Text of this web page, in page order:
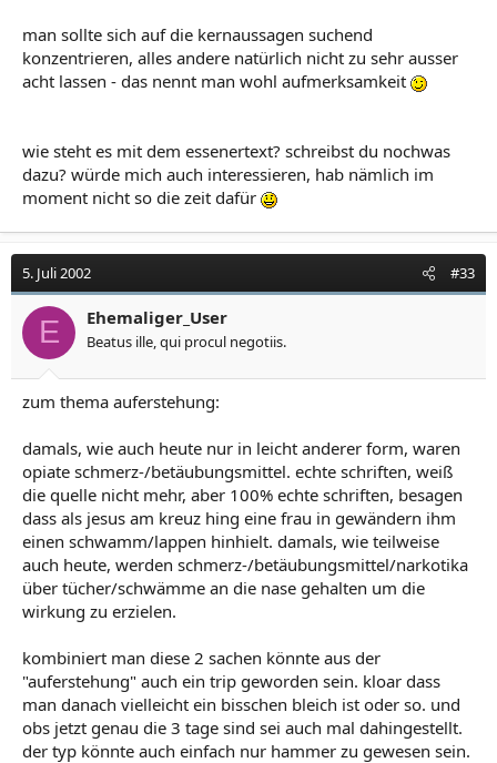
man sollte sich auf die kernaussagen suchend
konzentrieren, alles andere natürlich nicht zu sehr ausser
acht lassen - das nennt man wohl aufmerksamkeit
wie steht es mit dem essenertext? schreibst du nochwas
dazu? würde mich auch interessieren, hab nämlich im
moment nicht so die zeit dafür
5. Juli 2002 #33
E Ehemaliger_User
Beatus ille, qui procul negotiis.
zum thema auferstehung:
damals, wie auch heute nur in leicht anderer form, waren
opiate schmerz-/betäubungsmittel. echte schriften, weiß
die quelle nicht mehr, aber 100% echte schriften, besagen
dass als jesus am kreuz hing eine frau in gewändern ihm
einen schwamm/lappen hinhielt. damals, wie teilweise
auch heute, werden schmerz-/betäubungsmittel/narkotika
über tücher/schwämme an die nase gehalten um die
wirkung zu erzielen.
kombiniert man diese 2 sachen könnte aus der
"auferstehung" auch ein trip geworden sein. kloar dass
man danach vielleicht ein bisschen bleich ist oder so. und
obs jetzt genau die 3 tage sind sei auch mal dahingestellt.
der typ könnte auch einfach nur hammer zu gewesen sein.